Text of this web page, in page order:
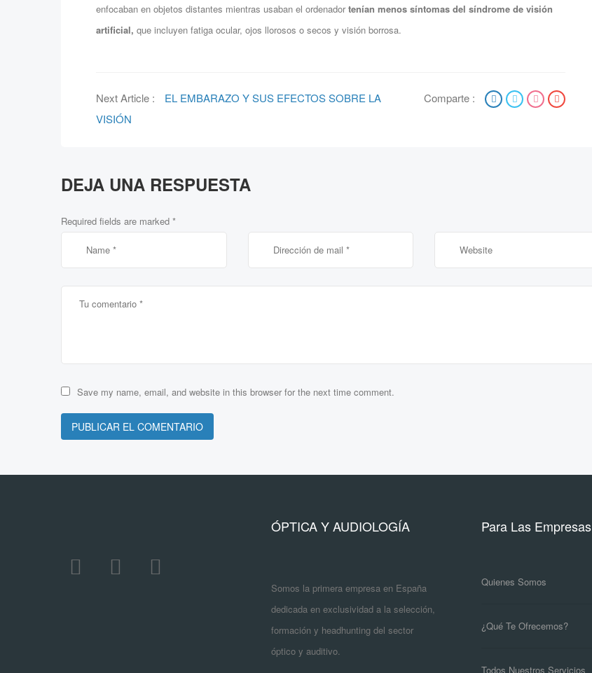
enfocaban en objetos distantes mientras usaban el ordenador tenían menos síntomas del síndrome de visión
artificial, que incluyen fatiga ocular, ojos llorosos o secos y visión borrosa.
Next Article :
EL EMBARAZO Y SUS EFECTOS SOBRE LA
VISIÓN
Comparte :
DEJA UNA RESPUESTA
Required fields are marked *
Save my name, email, and website in this browser for the next time comment.
ÓPTICA Y AUDIOLOGÍA
Somos la primera empresa en España
dedicada en exclusividad a la selección,
formación y headhunting del sector
óptico y auditivo.
Para Las Empresas
Quienes Somos
¿Qué Te Ofrecemos?
Todos Nuestros Servicios